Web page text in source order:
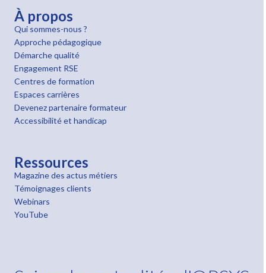
À propos
Qui sommes-nous ?
Approche pédagogique
Démarche qualité
Engagement RSE
Centres de formation
Espaces carrières
Devenez partenaire formateur
Accessibilité et handicap
Ressources
Magazine des actus métiers
Témoignages clients
Webinars
YouTube